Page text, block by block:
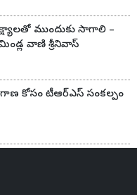
ముందుకు సాగాలి –
వాణి శ్రీనివాస్
కోసం టీఆర్ఎస్ సంకల్పం